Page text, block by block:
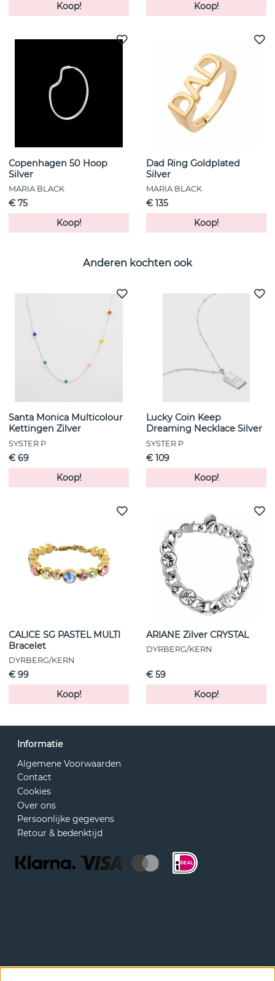
Koop!
Koop!
Copenhagen 50 Hoop
Silver
MARIA BLACK
€ 75
Koop!
Dad Ring Goldplated
Silver
MARIA BLACK
€ 135
Koop!
Anderen kochten ook
Santa Monica Multicolour
Kettingen Zilver
SYSTER P
€ 69
Koop!
Lucky Coin Keep
Dreaming Necklace Silver
SYSTER P
€ 109
Koop!
CALICE SG PASTEL MULTI
Bracelet
DYRBERG/KERN
€ 99
Koop!
ARIANE Zilver CRYSTAL
DYRBERG/KERN
€ 59
Koop!
Informatie
Algemene Voorwaarden
Contact
Cookies
Over ons
Persoonlijke gegevens
Retour & bedenktijd